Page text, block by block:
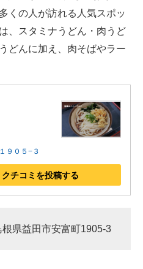
くの人が訪れる人気スポッ
、スタミナうどん・肉うど
どんに加え、肉そばやラー
９０５−３
チコミを投稿する
根県益田市安富町1905-3